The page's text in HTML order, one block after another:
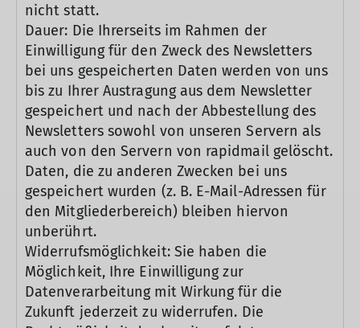
nicht statt.
Dauer: Die Ihrerseits im Rahmen der
Einwilligung für den Zweck des Newsletters
bei uns gespeicherten Daten werden von uns
bis zu Ihrer Austragung aus dem Newsletter
gespeichert und nach der Abbestellung des
Newsletters sowohl von unseren Servern als
auch von den Servern von rapidmail gelöscht.
Daten, die zu anderen Zwecken bei uns
gespeichert wurden (z. B. E-Mail-Adressen für
den Mitgliederbereich) bleiben hiervon
unberührt.
Widerrufsmöglichkeit: Sie haben die
Möglichkeit, Ihre Einwilligung zur
Datenverarbeitung mit Wirkung für die
Zukunft jederzeit zu widerrufen. Die